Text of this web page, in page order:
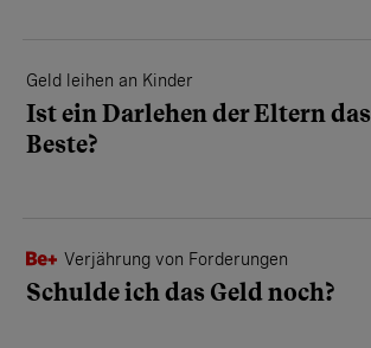
Geld leihen an Kinder
Ist ein Darlehen der Eltern das
Beste?
Verjährung von Forderungen
Schulde ich das Geld noch?